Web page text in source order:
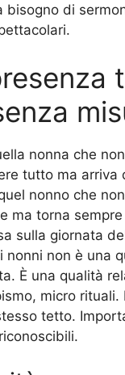
bisogno di
nonna che
tutto ma arriva
nonno che
ma torna
sulla giornata
nonni non è una
È una qualità
micro rituali.
tetto.